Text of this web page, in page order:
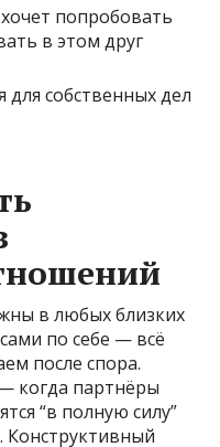
попробовать
в этом друг
собственных дел
в любых близких
по себе — всё
после спора.
когда партнёры
“в полную силу”